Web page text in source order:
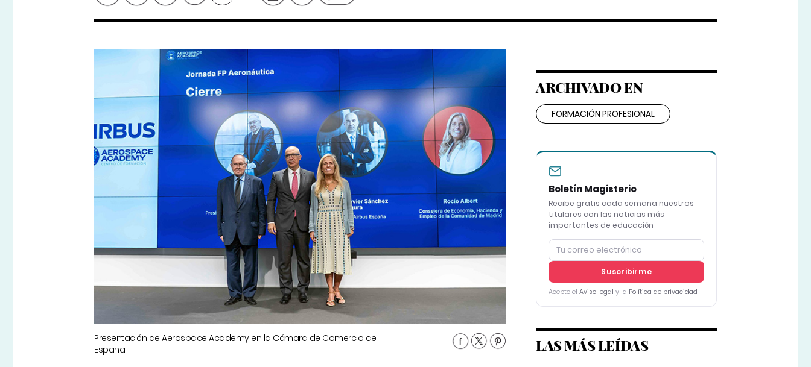
Presentación de Aerospace Academy en la Cámara de Comercio de
España.
ARCHIVADO EN
FORMACIÓN PROFESIONAL
Boletín Magisterio
Recibe gratis cada semana nuestros
titulares con las noticias más
importantes de educación
Suscribirme
Acepto el Aviso legal y la Política de privacidad
LAS MÁS LEÍDAS